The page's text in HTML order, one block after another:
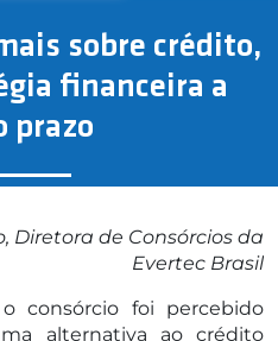
sobre crédito,
financeira a
prazo
Diretora de Consórcios da
Evertec Brasil
consórcio foi percebido
alternativa ao crédito